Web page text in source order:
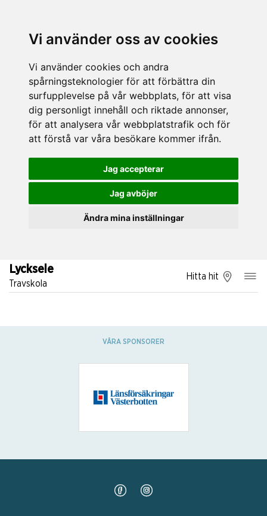
Vi använder oss av cookies
Vi använder cookies och andra
spårningsteknologier för att förbättra din
surfupplevelse på vår webbplats, för att visa
dig personligt innehåll och riktade annonser,
för att analysera vår webbplatstrafik och för
att förstå var våra besökare kommer ifrån.
Jag accepterar
Jag avböjer
Ändra mina inställningar
Lycksele
Travskola
Hitta hit
VÅRA SPONSORER